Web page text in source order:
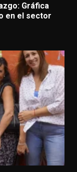
Gráfica
en el sector